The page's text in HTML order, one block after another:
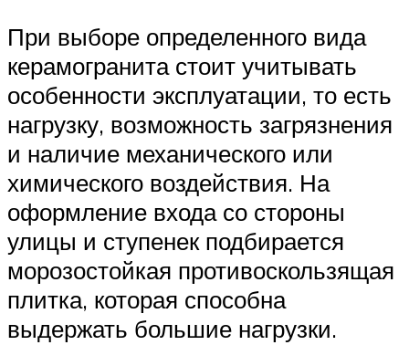
При выборе определенного вида
керамогранита стоит учитывать
особенности эксплуатации, то есть
нагрузку, возможность загрязнения
и наличие механического или
химического воздействия. На
оформление входа со стороны
улицы и ступенек подбирается
морозостойкая противоскользящая
плитка, которая способна
выдержать большие нагрузки.